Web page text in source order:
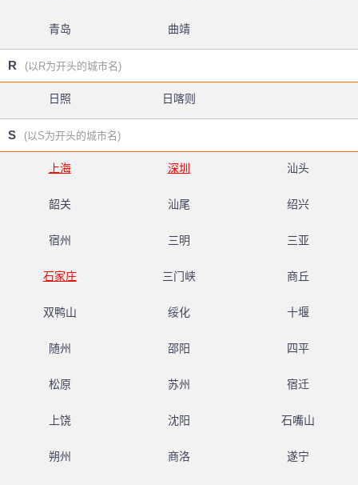
青岛 曲靖
R (以R为开头的城市名)
日照 日喀则
S (以S为开头的城市名)
上海 深圳 汕头
韶关 汕尾 绍兴
宿州 三明 三亚
石家庄 三门峡 商丘
双鸭山 绥化 十堰
随州 邵阳 四平
松原 苏州 宿迁
上饶 沈阳 石嘴山
朔州 商洛 遂宁